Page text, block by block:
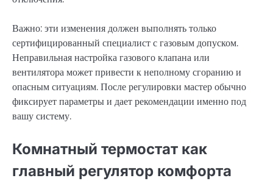
Важно: эти изменения должен выполнять только
сертифицированный специалист с газовым допуском.
Неправильная настройка газового клапана или
вентилятора может привести к неполному сгоранию и
опасным ситуациям. После регулировки мастер обычно
фиксирует параметры и дает рекомендации именно под
вашу систему.
Комнатный термостат как
главный регулятор комфорта